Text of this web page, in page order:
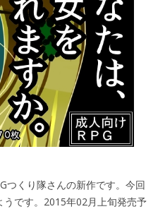
つくり隊さんの新作です。今回
です。2015年02月上旬発売予